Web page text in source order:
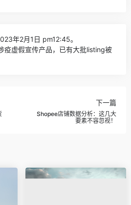
年2月1日 pm12:45。
疫虚假宣传产品，已有大批listing被
下一篇
Shopee店铺数据分析：这几大
要素不容忽视！